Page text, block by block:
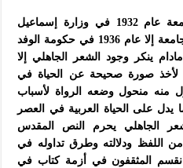
وصل إلى درجة فصله من الجامعة عام 1932 في وزارة إسماعيل
صدقي ولم يعد طه حسين إلى الجامعة إلا عام 1936 في حكومة الوفد
ينكر وجود الشعر الجاهلي إلا
لأخذ صورة صحيحة عن الحياة في
منه منحول وضعه الرواة لأسباب
يدل على الحياة العربية في العصر
الجاهلي يحرم النص المقدس
اللفظ ودلالته وطرق تداوله في
المثقفون في أزمة كتاب في